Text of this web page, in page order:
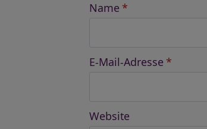
Name *
E-Mail-Adresse *
Website